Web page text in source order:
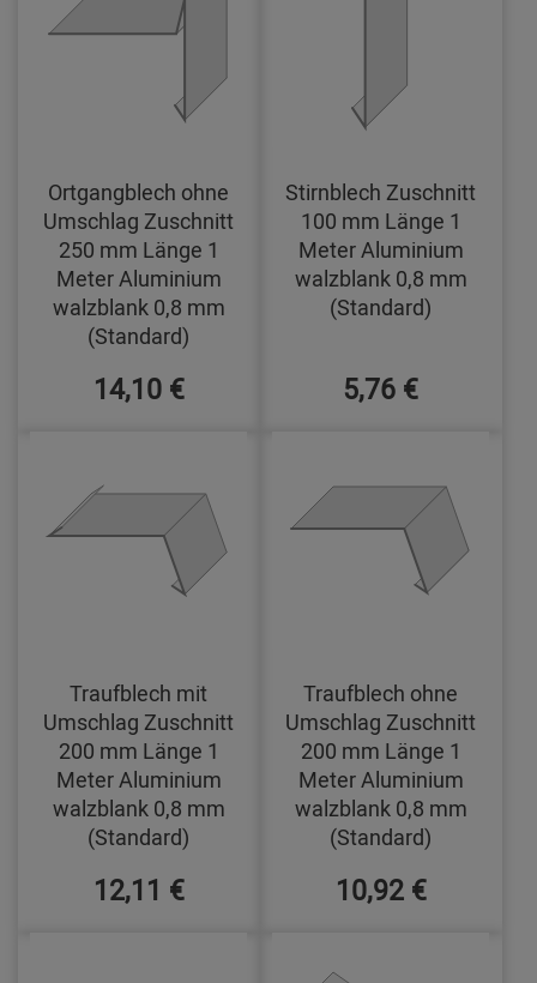
Ortgangblech ohne
Umschlag Zuschnitt
250 mm Länge 1
Meter Aluminium
walzblank 0,8 mm
(Standard)
14,10 €
Stirnblech Zuschnitt
100 mm Länge 1
Meter Aluminium
walzblank 0,8 mm
(Standard)
5,76 €
Traufblech mit
Umschlag Zuschnitt
200 mm Länge 1
Meter Aluminium
walzblank 0,8 mm
(Standard)
12,11 €
Traufblech ohne
Umschlag Zuschnitt
200 mm Länge 1
Meter Aluminium
walzblank 0,8 mm
(Standard)
10,92 €